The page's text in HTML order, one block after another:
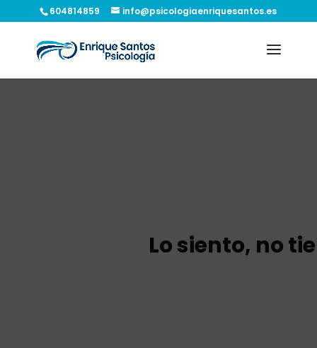
604814859 info@psicologiaenriquesantos.es
Lo siento, no